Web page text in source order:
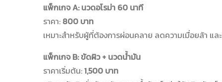
แพ็กเกจ A: นวดอโรม่า 60 นาที
ราคา: 800 บาท
เหมาะสำหรับผู้ที่ต้องการผ่อนคลาย ลดความเมื่อยล้า แ
แพ็กเกจ B: ขัดผิว + นวดน้ำมัน
ราคาเริ่มต้น:1,500 บาท